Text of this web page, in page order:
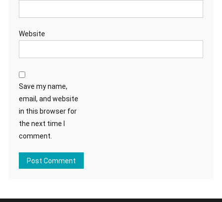
Website
Save my name,
email, and website
in this browser for
the next time I
comment.